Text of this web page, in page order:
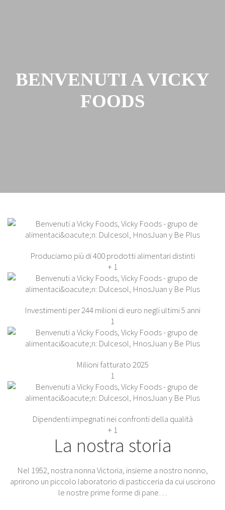
BENVENUTI A VICKY
FOODS
Produciamo più di 400 prodotti alimentari distinti
+ 1
Investimenti per 244 milioni di euro negli ultimi 5 anni
1
Milioni fatturato 2025
1
Dipendenti impegnati nei confronti della qualità
+ 1
La nostra storia
Nel 1952, nostra nonna Victoria, insieme a nostro nonno,
aprirono un piccolo laboratorio di pasticceria da cui uscirono
le nostre prime forme di pane…